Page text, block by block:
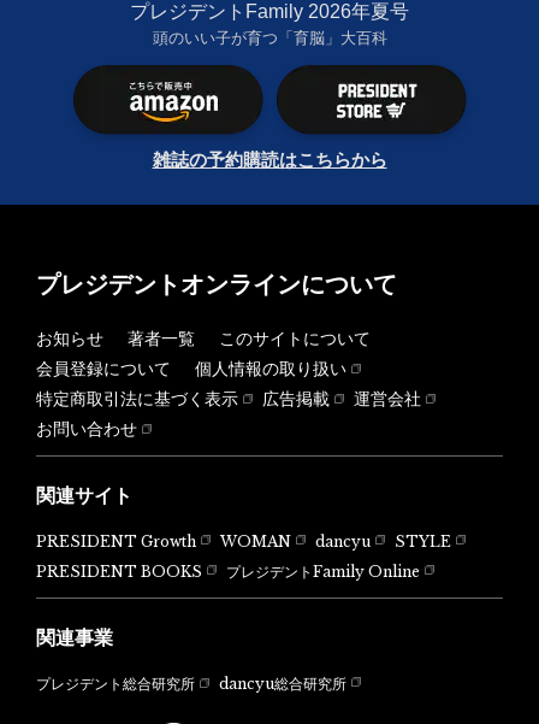
プレジデントFamily 2026年夏号
頭のいい子が育つ「育脳」大百科
雑誌の予約購読はこちらから
プレジデントオンラインについて
お知らせ 著者一覧
このサイトについて
会員登録について
個人情報の取り扱い
特定商取引法に基づく表示
広告掲載
運営会社
お問い合わせ
関連サイト
PRESIDENT Growth WOMAN dancyu
STYLE
PRESIDENT BOOKS
プレジデントFamily Online
関連事業
プレジデント総合研究所 dancyu総合研究所